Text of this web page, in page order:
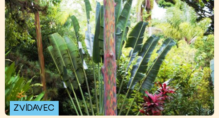
ZVÍDAVEC